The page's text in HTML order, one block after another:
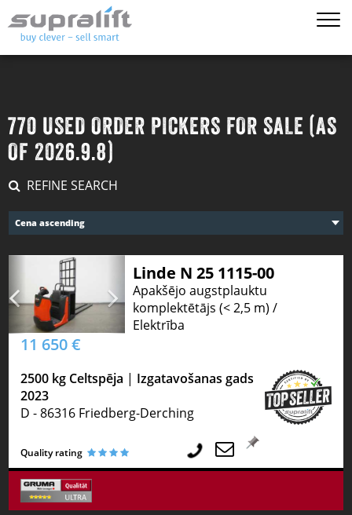
770 USED ORDER PICKERS FOR SALE (AS
OF 2026.9.8)
REFINE SEARCH
Cena ascending
Linde N 25 1115-00
Apakšējo augstplauktu
komplektētājs (< 2,5 m) /
Elektrība
11 650 €
2500 kg Celtspēja | Izgatavošanas gads
2023
D - 86316 Friedberg-Derching
Quality rating